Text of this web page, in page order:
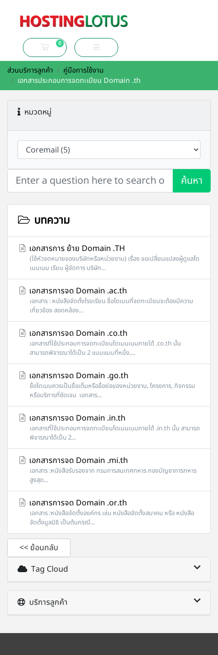
0
ตะกร้าสินค้าของฉัน
ส่วนบริการลูกค้า
คู่มือการใช้งาน
เอกสารประกอบการจดทะเบียน Domain .th
หมวดหมู่
ค้นหา
บทความ
เอกสารการ ย้าย Domain .TH
(ใช้หัวจดหมายของบริษัทหรือหน่วยงาน) เรื่อง ขอเปลี่ยนแปลงผู้ดูแลโด
เมนเนม เรียน ผู้จัดการ บริษัท...
เอกสารการจด Domain .ac.th
เอกสาร : หนังสือจัดตั้งโรงเรียน ชื่อโดเมนที่จดทะเบียนจะต้องมีความ
เกี่ยวข้อง สอดคล้อง...
เอกสารการจด Domain .co.th
เอกสารที่ใช้ประกอบการจดทะเบียนโดเมนเนมภายใต้ .co.th นั้น
สามารถพิจารณาได้เป็น 2 แบบแบบที่หนึ่ง,...
เอกสารการจด Domain .go.th
ชื่อโดเมนควรเป็นชื่อเต็มหรือชื่อย่อของหน่วยงาน, โครงการ, กิจกรรม
หรือบริการที่ชัดเจน เอกสาร...
เอกสารการจด Domain .in.th
เอกสารที่ใช้ประกอบการจดทะเบียนโดเมนเนมภายใต้ .in.th นั้น สามารถ
พิจารณาได้เป็น 2...
เอกสารการจด Domain .mi.th
เอกสาร :หนังสือรับรองจาก กรมการสนเทศทหาร กองบัญชาการทหาร
สูงสุด...
เอกสารการจด Domain .or.th
เอกสาร :หนังสือจัดตั้งองค์กร เช่น หนังสือจัดตั้งสมาคม หรือ หนังสือ
จัดตั้งมูลนิธิ เป็นต้นกรณี...
<< ย้อนกลับ
Tag Cloud
บริการลูกค้า